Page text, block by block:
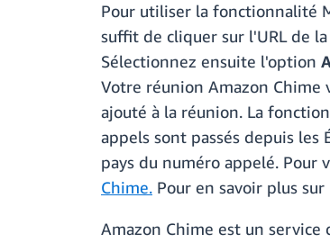
Pour utiliser la fonctionnalité
suffit de cliquer sur l'URL de
Sélectionnez ensuite l'option
Votre réunion Amazon Chime
ajouté à la réunion. La
appels sont passés depuis
pays du numéro appelé.
Chime. Pour en savoir plus
Amazon Chime est un